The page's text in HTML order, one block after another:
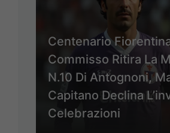
Centenario
Commisso Ritira La
N.10 Di Antognoni,
Capitano Declina
Celebrazioni